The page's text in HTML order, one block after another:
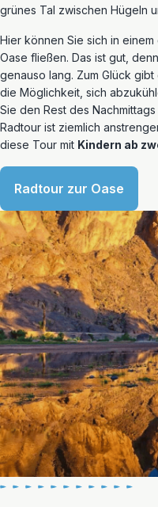
grünes Tal zwischen Hügeln
Hier können Sie sich in
Oase fließen. Das ist gut,
genauso lang. Zum Glück
die Möglichkeit, sich
Sie den Rest des
Radtour ist ziemlich
diese Tour mit Kindern ab
Radtour zur Oase